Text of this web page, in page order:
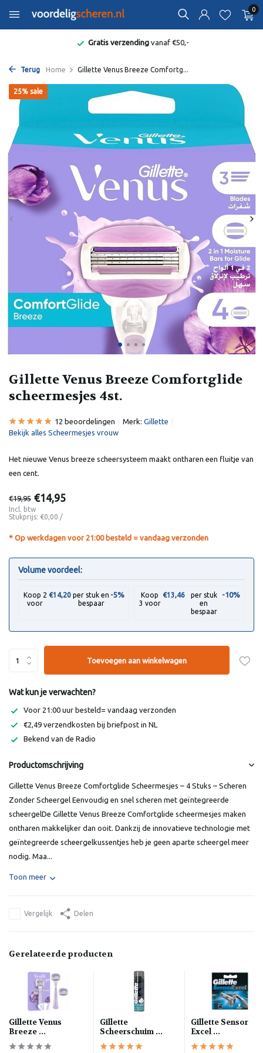
0
Gratis verzendingvanaf €50,-
Terug Home Gillette Venus Breeze Comfortg...
Gillette Venus Breeze Comfortglide
scheermesjes 4st.
25% sale
12 beoordelingen Merk: Gillette
Bekijk alles Scheermesjes vrouw
Het nieuwe Venus breeze scheersysteem maakt ontharen een fluitje van
een cent.
€19,95 €14,95
Incl. btw
Stukprijs: €0,00 /
* Op werkdagen voor 21:00 besteld = vandaag verzonden
Volume voordeel:
Koop 2
voor
€14,20 per stuk en
bespaar
-5%
Koop
3 voor
€13,46
per stuk
en
bespaar
-10%
Toevoegen aan winkelwagen
Wat kun je verwachten?
Voor 21:00 uur besteld= vandaag verzonden
€2,49 verzendkosten bij briefpost in NL
Bekend van de Radio
Productomschrijving
Gillette Venus Breeze Comfortglide Scheermesjes – 4 Stuks – Scheren
Zonder Scheergel Eenvoudig en snel scheren met geïntegreerde
scheergelDe Gillette Venus Breeze Comfortglide scheermesjes maken
ontharen makkelijker dan ooit. Dankzij de innovatieve technologie met
geïntegreerde scheergelkussentjes heb je geen aparte scheergel meer
nodig. Maa...
Toon meer
Vergelijk Delen
Gerelateerde producten
Gillette Venus
Breeze ...
Gillette
Scheerschuim ...
Gillette Sensor
Excel ...